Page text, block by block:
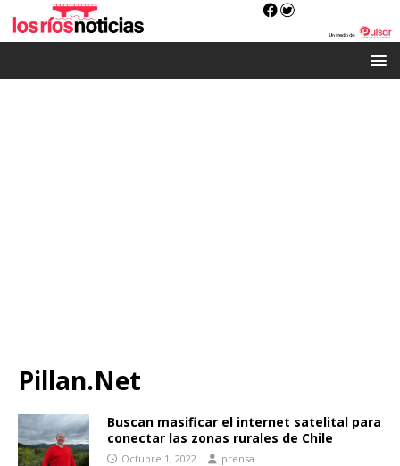
Pillan.Net
Buscan masificar el internet satelital para
conectar las zonas rurales de Chile
Octubre 1, 2022 prensa